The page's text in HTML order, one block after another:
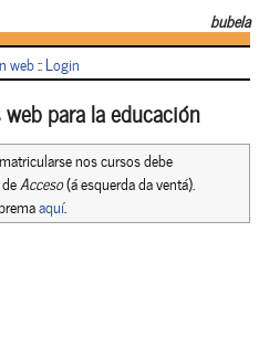
bubela
web::Login
para la educación
nos cursos debe
Acceso(á esquerda da ventá).
aquí.